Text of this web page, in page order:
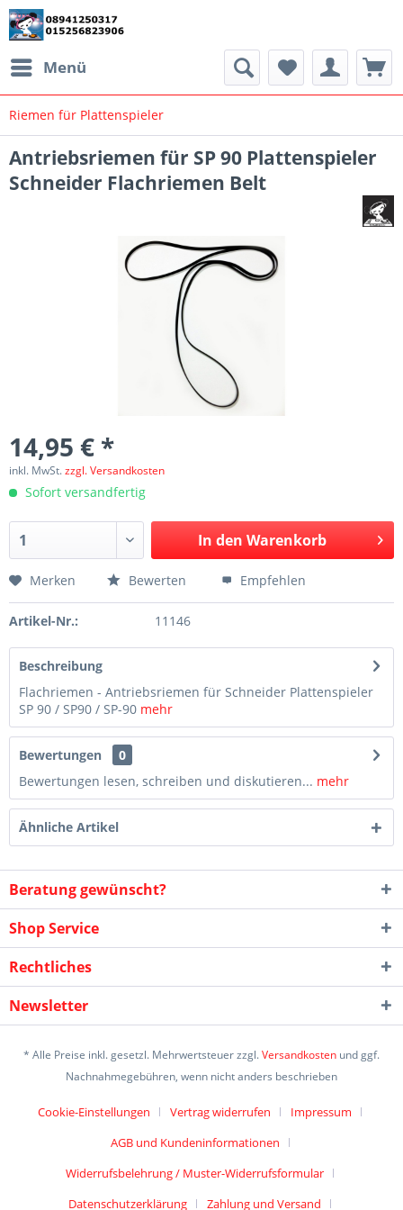
Menü
Riemen für Plattenspieler
Antriebsriemen für SP 90 Plattenspieler
Schneider Flachriemen Belt
14,95 € *
inkl. MwSt.zzgl. Versandkosten
Sofort versandfertig
In den Warenkorb
Merken Bewerten Empfehlen
Artikel-Nr.: 11146
Beschreibung
Flachriemen - Antriebsriemen für Schneider Plattenspieler
SP 90 / SP90 / SP-90 mehr
Bewertungen
0
Bewertungen lesen, schreiben und diskutieren... mehr
Ähnliche Artikel
Beratung gewünscht?
Shop Service
Rechtliches
Newsletter
* Alle Preise inkl. gesetzl. Mehrwertsteuer zzgl.Versandkosten und ggf.
Nachnahmegebühren, wenn nicht anders beschrieben
Cookie-Einstellungen Vertrag widerrufen
Impressum
AGB und Kundeninformationen
Widerrufsbelehrung / Muster-Widerrufsformular
Datenschutzerklärung
Zahlung und Versand